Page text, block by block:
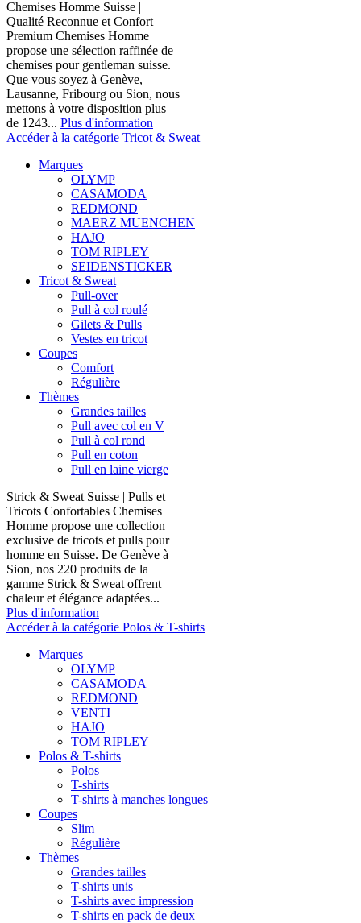
Chemises Homme Suisse |
Qualité Reconnue et Confort
Premium Chemises Homme
propose une sélection raffinée de
chemises pour gentleman suisse.
Que vous soyez à Genève,
Lausanne, Fribourg ou Sion, nous
mettons à votre disposition plus
de 1243... Plus d'information
Accéder à la catégorie Tricot & Sweat
Marques
OLYMP
CASAMODA
REDMOND
MAERZ MUENCHEN
HAJO
TOM RIPLEY
SEIDENSTICKER
Tricot & Sweat
Pull-over
Pull à col roulé
Gilets & Pulls
Vestes en tricot
Coupes
Comfort
Régulière
Thèmes
Grandes tailles
Pull avec col en V
Pull à col rond
Pull en coton
Pull en laine vierge
Strick & Sweat Suisse | Pulls et
Tricots Confortables Chemises
Homme propose une collection
exclusive de tricots et pulls pour
homme en Suisse. De Genève à
Sion, nos 220 produits de la
gamme Strick & Sweat offrent
chaleur et élégance adaptées...
Plus d'information
Accéder à la catégorie Polos & T-shirts
Marques
OLYMP
CASAMODA
REDMOND
VENTI
HAJO
TOM RIPLEY
Polos & T-shirts
Polos
T-shirts
T-shirts à manches longues
Coupes
Slim
Régulière
Thèmes
Grandes tailles
T-shirts unis
T-shirts avec impression
T-shirts en pack de deux